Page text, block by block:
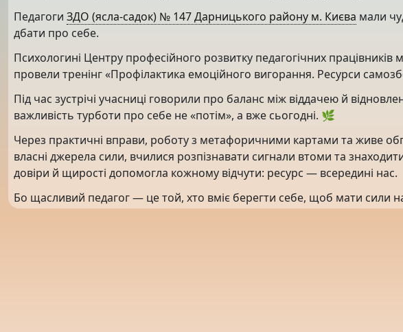
Педагоги ЗДО (ясла-садок) № 147 Дарницького району м. Києва мали
дбати про себе.
Психологині Центру професійного розвитку педагогічних
провели тренінг «Профілактика емоційного вигорання. Ресурси
Під час зустрічі учасниці говорили про баланс між віддачею й
важливість турботи про себе не «потім», а вже сьогодні. 🌿
Через практичні вправи, роботу з метафоричними картами та живе
власні джерела сили, вчилися розпізнавати сигнали втоми та
довіри й щирості допомогла кожному відчути: ресурс — всередині нас.
Бо щасливий педагог — це той, хто вміє берегти себе, щоб мати сили